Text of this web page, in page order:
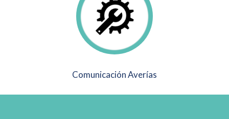
Comunicación Averías